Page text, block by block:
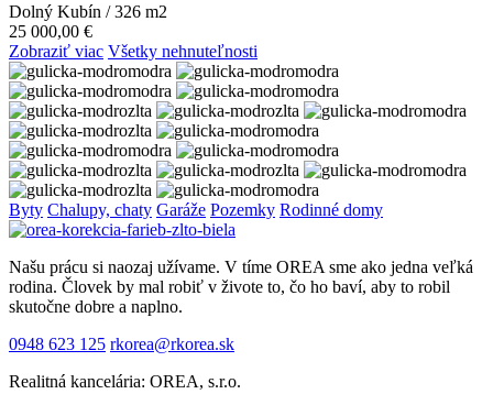
Dolný Kubín / 326 m2
25 000,00 €
Zobraziť viac Všetky nehnuteľnosti
Byty Chalupy, chaty Garáže Pozemky Rodinné domy
Našu prácu si naozaj užívame. V tíme OREA sme ako jedna veľká
rodina. Človek by mal robiť v živote to, čo ho baví, aby to robil
skutočne dobre a naplno.
0948 623 125 rkorea@rkorea.sk
Realitná kancelária: OREA, s.r.o.